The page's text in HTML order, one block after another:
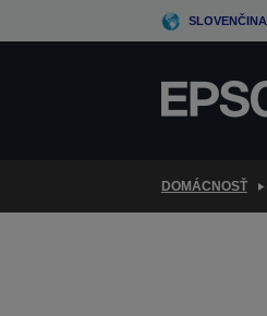
to
SLOVENČINA
DOMÁCNOSŤ